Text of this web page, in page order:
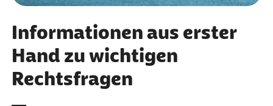
Informationen aus erster
Hand zu wichtigen
Rechtsfragen